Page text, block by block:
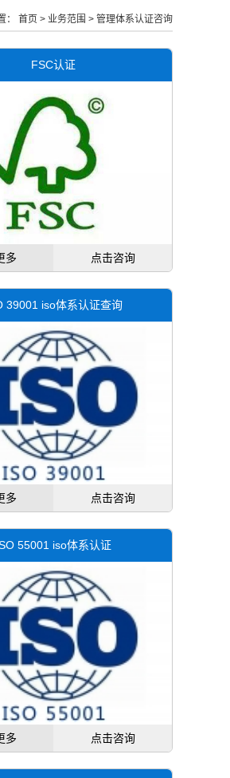
： 首页 > 业务范围 > 管理体系认证咨询
FSC认证
多 点击咨询
39001 iso体系认证查询
多 点击咨询
55001 iso体系认证
多 点击咨询